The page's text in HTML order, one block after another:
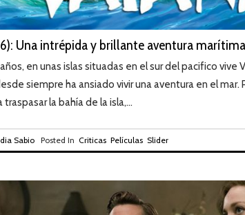
Una intrépida y brillante aventura marítima
en unas islas situadas en el sur del pacifico vive
siempre ha ansiado vivir una aventura en el mar.
la bahía de la isla,...
Sabio Posted In Criticas Películas Slider